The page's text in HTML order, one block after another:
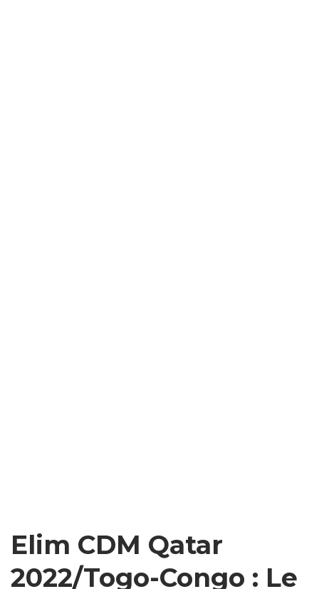
Elim CDM Qatar
2022/Togo-Congo : Le